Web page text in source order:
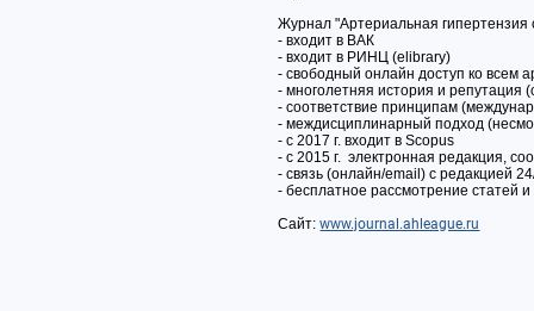
Журнал "Артериальная гипертензия
- входит в ВАК
- входит в РИНЦ (elibrary)
- свободный онлайн доступ ко всем
- многолетняя история и репутация
- соответствие принципам
- междисциплинарный подход
- с 2017 г. входит в Scopus
- с 2015 г. электронная редакция,
- связь (онлайн/email) с редакцией
- бесплатное рассмотрение статей
Сайт:www.journal.ahleague.ru